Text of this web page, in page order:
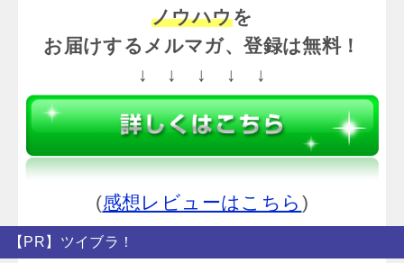
ノウハウを
お届けするメルマガ、登録は無料！
↓ ↓ ↓ ↓ ↓
(感想レビューはこちら )
【PR】ツイブラ！